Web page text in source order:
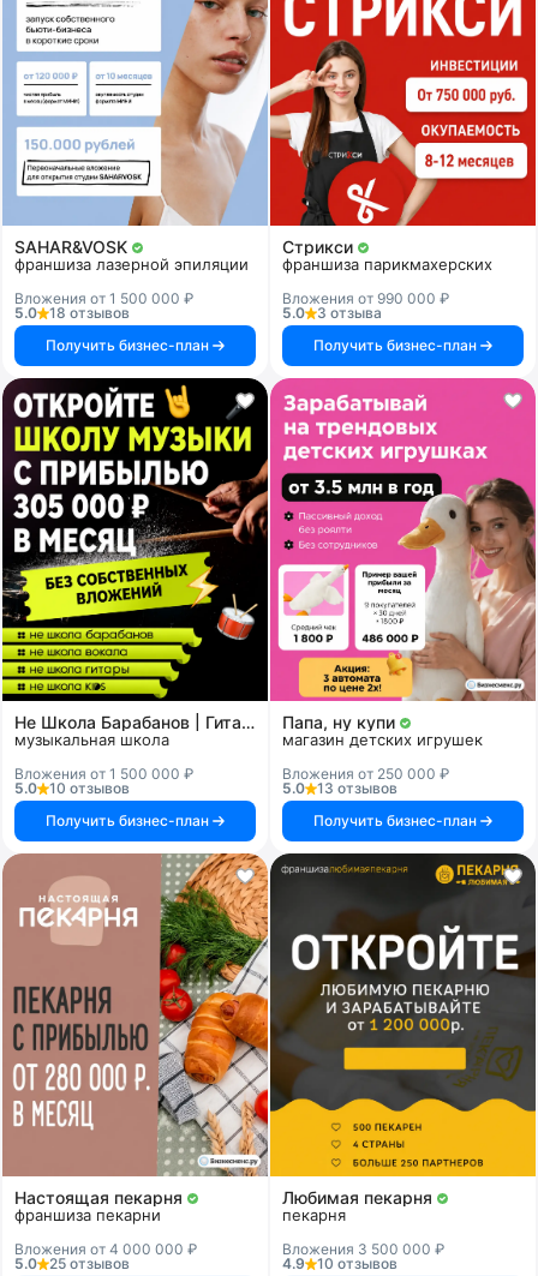
SAHAR&VOSK
франшиза лазерной эпиляции
Вложения от 1 500 000 ₽
5.0
18 отзывов
Получить бизнес-план
Стрикси
франшиза парикмахерских
Вложения от 990 000 ₽
5.0
3 отзыва
Получить бизнес-план
Не Школа Барабанов | Гитары | Вокала | KIDS
музыкальная школа
Вложения от 1 500 000 ₽
5.0
10 отзывов
Получить бизнес-план
Папа, ну купи
магазин детских игрушек
Вложения от 250 000 ₽
5.0
13 отзывов
Получить бизнес-план
Настоящая пекарня
франшиза пекарни
Вложения от 4 000 000 ₽
5.0
25 отзывов
Любимая пекарня
пекарня
Вложения 3 500 000 ₽
4.9
10 отзывов